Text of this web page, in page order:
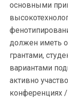
основными
должен иметь
грантами,
вариантами
активно
конференциях